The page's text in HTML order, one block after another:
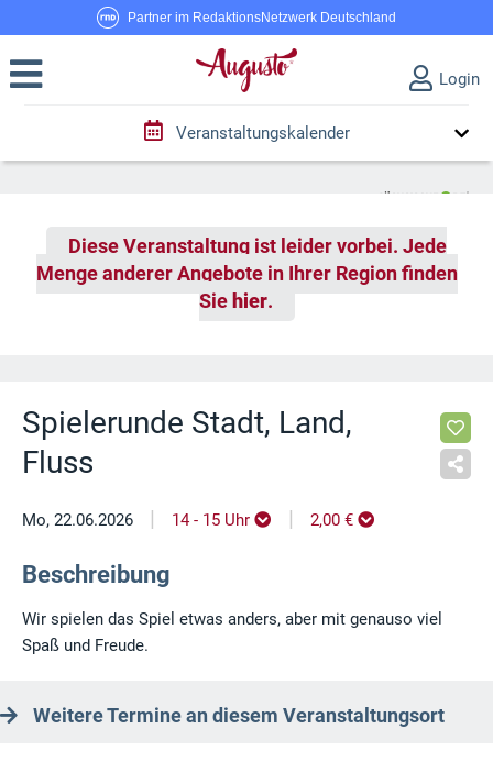
Partner im RedaktionsNetzwerk Deutschland
Login
Veranstaltungskalender
Diese Veranstaltung ist leider vorbei. Jede
Menge anderer Angebote in Ihrer Region finden
Sie hier.
Spielerunde Stadt, Land,
Fluss
Mo, 22.06.2026 | 14 - 15 Uhr | 2,00 €
Beschreibung
Wir spielen das Spiel etwas anders, aber mit genauso viel
Spaß und Freude.
Weitere Termine an diesem Veranstaltungsort